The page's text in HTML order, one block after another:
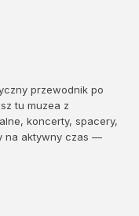
przewodnik po
tu muzea z
koncerty, spacery,
na aktywny czas —